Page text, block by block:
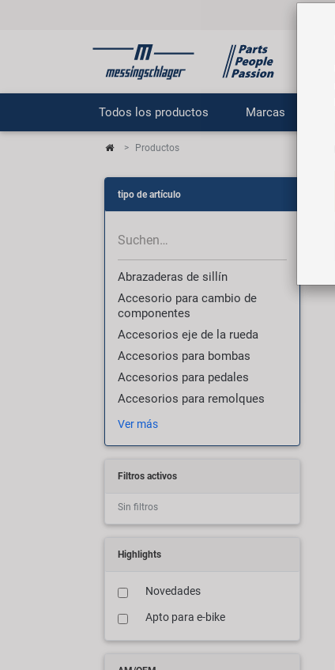
Todos los productos Marcas
Productos
tipo de artículo
Abrazaderas de sillín
Accesorio para cambio de
componentes
Accesorios eje de la rueda
Accesorios para bombas
Accesorios para pedales
Accesorios para remolques
Ver más
Filtros activos
Sin filtros
Highlights
Novedades
Apto para e-bike